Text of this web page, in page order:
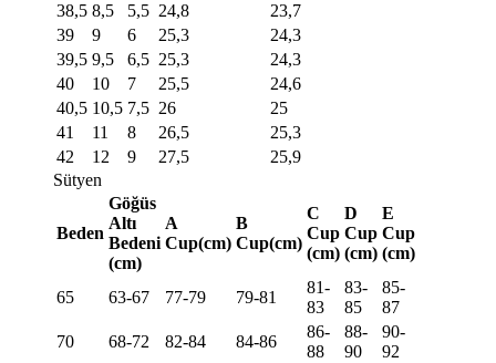
38,5 8,5 5,5 24,8
23,7
39
9 6 25,3
24,3
39,5 9,5 6,5 25,3
24,3
40
10 7 25,5
24,6
40,5 10,5 7,5 26
25
41
11 8 26,5
25,3
42
12 9 27,5
25,9
Sütyen
Beden
Göğüs
Altı
Bedeni
(cm)
A
Cup(cm)
B
Cup(cm)
C
Cup
(cm)
D
Cup
(cm)
E
Cup
(cm)
65 63-67 77-79 79-81
81-
83
83-
85
85-
87
70
68-72 82-84 84-86
86-
88
88-
90
90-
92